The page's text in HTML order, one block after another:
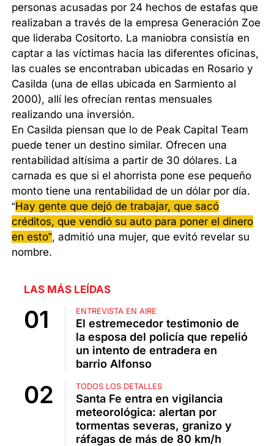
personas acusadas por 24 hechos de estafas que
realizaban a través de la empresa Generación Zoe
que lideraba Cositorto. La maniobra consistía en
captar a las víctimas hacia las diferentes oficinas,
las cuales se encontraban ubicadas en Rosario y
Casilda (una de ellas ubicada en Sarmiento al
2000), allí les ofrecían rentas mensuales
realizando una inversión.
En Casilda piensan que lo de Peak Capital Team
puede tener un destino similar. Ofrecen una
rentabilidad altísima a partir de 30 dólares. La
carnada es que si el ahorrista pone ese pequeño
monto tiene una rentabilidad de un dólar por día.
“Hay gente que dejó de trabajar, que sacó
créditos, que vendió su auto para poner el dinero
en esto”, admitió una mujer, que evitó revelar su
nombre.
LAS MÁS LEÍDAS
ENTREVISTA EN AIRE
El estremecedor testimonio de
la esposa del policía que repelió
un intento de entradera en
barrio Alfonso
TODOS LOS DETALLES
Santa Fe entra en vigilancia
meteorológica: alertan por
tormentas severas, granizo y
ráfagas de más de 80 km/h